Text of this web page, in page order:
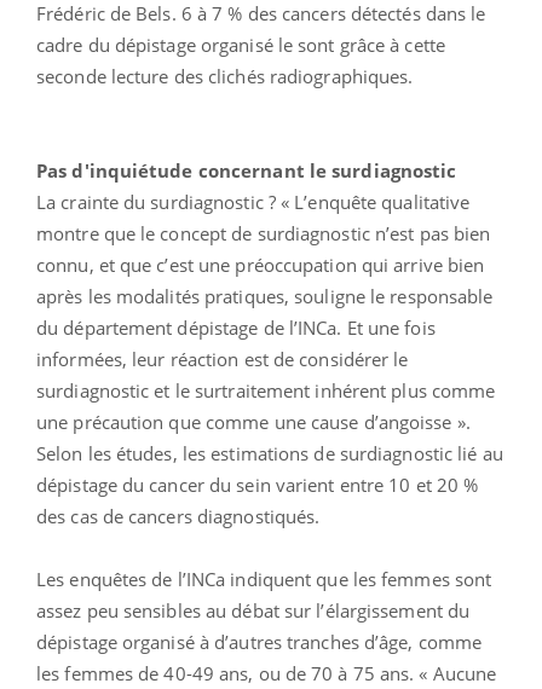
Frédéric de Bels. 6 à 7 % des cancers détectés dans le
cadre du dépistage organisé le sont grâce à cette
seconde lecture des clichés radiographiques.
Pas d'inquiétude concernant le surdiagnostic
La crainte du surdiagnostic ? « L’enquête qualitative
montre que le concept de surdiagnostic n’est pas bien
connu, et que c’est une préoccupation qui arrive bien
après les modalités pratiques, souligne le responsable
du département dépistage de l’INCa. Et une fois
informées, leur réaction est de considérer le
surdiagnostic et le surtraitement inhérent plus comme
une précaution que comme une cause d’angoisse ».
Selon les études, les estimations de surdiagnostic lié au
dépistage du cancer du sein varient entre 10 et 20 %
des cas de cancers diagnostiqués.
Les enquêtes de l’INCa indiquent que les femmes sont
assez peu sensibles au débat sur l’élargissement du
dépistage organisé à d’autres tranches d’âge, comme
les femmes de 40-49 ans, ou de 70 à 75 ans. « Aucune